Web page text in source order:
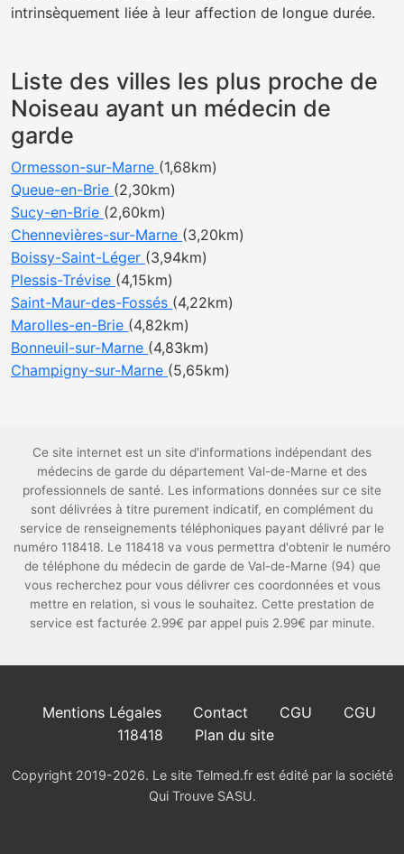
intrinsèquement liée à leur affection de longue durée.
Liste des villes les plus proche de
Noiseau ayant un médecin de
garde
Ormesson-sur-Marne (1,68km)
Queue-en-Brie (2,30km)
Sucy-en-Brie (2,60km)
Chennevières-sur-Marne (3,20km)
Boissy-Saint-Léger (3,94km)
Plessis-Trévise (4,15km)
Saint-Maur-des-Fossés (4,22km)
Marolles-en-Brie (4,82km)
Bonneuil-sur-Marne (4,83km)
Champigny-sur-Marne (5,65km)
Ce site internet est un site d'informations indépendant des
médecins de garde du département Val-de-Marne et des
professionnels de santé. Les informations données sur ce site
sont délivrées à titre purement indicatif, en complément du
service de renseignements téléphoniques payant délivré par le
numéro 118418. Le 118418 va vous permettra d'obtenir le numéro
de téléphone du médecin de garde de Val-de-Marne (94) que
vous recherchez pour vous délivrer ces coordonnées et vous
mettre en relation, si vous le souhaitez. Cette prestation de
service est facturée 2.99€ par appel puis 2.99€ par minute.
Mentions Légales Contact CGU
CGU
118418
Plan du site
Copyright 2019-2026. Le site Telmed.fr est édité par la société
Qui Trouve SASU.